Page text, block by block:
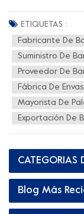
envasado de
papel. Al mismo
productos de
térmico y de
continuación te
para que elijas.
papel y tapa de
pasteles y frutas,
medio ambiente y
reciclable y
ecológica. Se
galletas, alitas de
ETIQUETAS :
Fabricante De
Suministro De
Proveedor De
Fábrica De
Mayorista De
Exportación De
CATEGORIAS
Blog Más